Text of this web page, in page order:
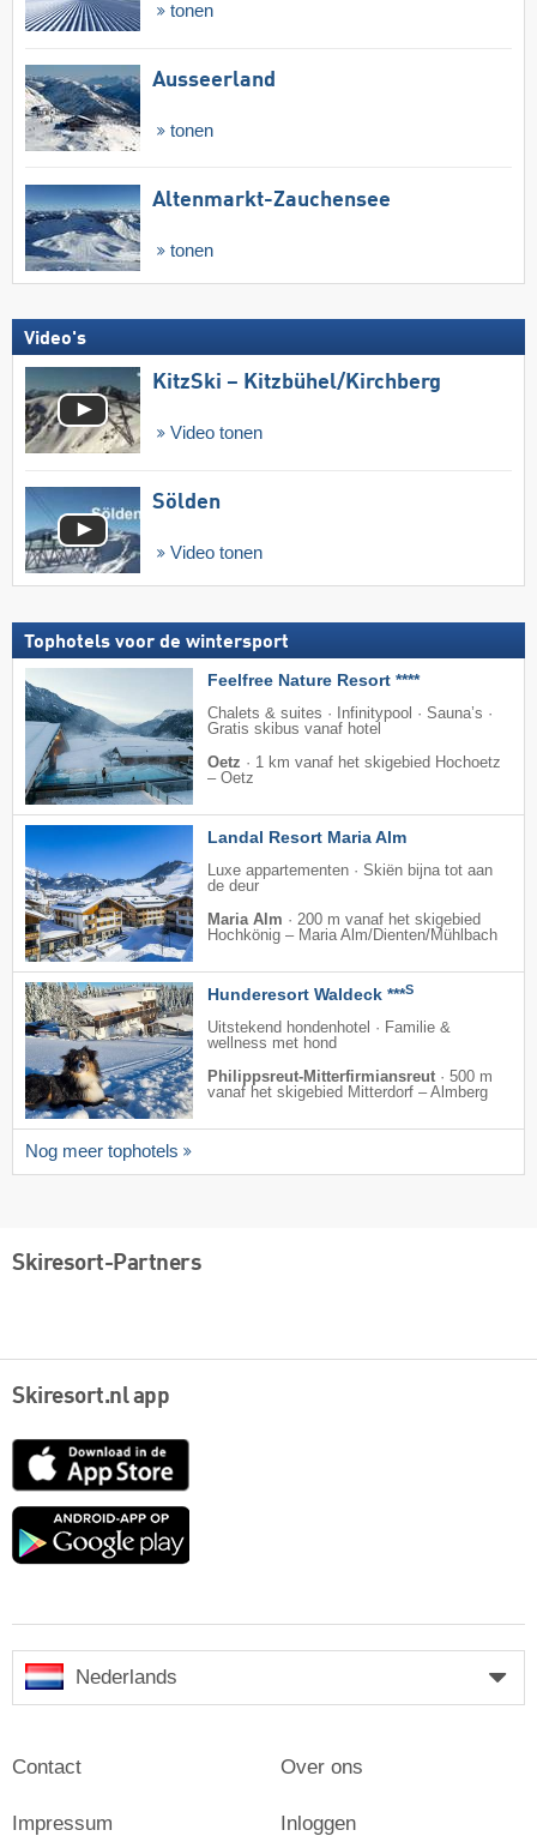
tonen
Ausseerland
tonen
Altenmarkt-Zauchensee
tonen
Video's
KitzSki – Kitzbühel/​Kirchberg
Video tonen
Sölden
Video tonen
Tophotels voor de wintersport
Feelfree Nature Resort ****
Chalets & suites · Infinitypool · Sauna’s ·
Gratis skibus vanaf hotel
Oetz · 1 km vanaf het skigebied Hochoetz
– Oetz
Landal Resort Maria Alm
Luxe appartementen · Skiën bijna tot aan
de deur
Maria Alm · 200 m vanaf het skigebied
Hochkönig – Maria Alm/​Dienten/​Mühlbach
Hunderesort Waldeck ***S
Uitstekend hondenhotel · Familie &
wellness met hond
Philippsreut-Mitterfirmiansreut · 500 m
vanaf het skigebied Mitterdorf – Almberg
Nog meer tophotels
Skiresort-Partners
Skiresort.nl app
App
Google
Nederlands
Contact
Impressum
Over ons
Inloggen